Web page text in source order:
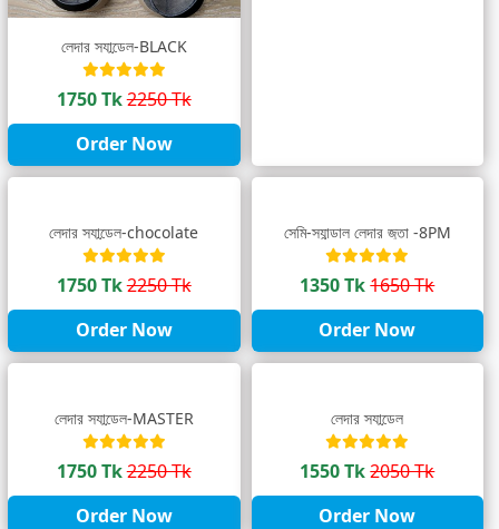
লেদার স্যান্ডেল-BLACK
1750 Tk2250 Tk
Order Now
লেদার স্যান্ডেল-chocolate
1750 Tk2250 Tk
Order Now
সেমি-স্যান্ডাল লেদার জুতা -8PM
1350 Tk1650 Tk
Order Now
লেদার স্যান্ডেল-MASTER
1750 Tk2250 Tk
Order Now
লেদার স্যান্ডেল
1550 Tk2050 Tk
Order Now